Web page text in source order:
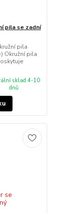
pila se zadní
pila
Okružní pila
sklad 4-10
dnů